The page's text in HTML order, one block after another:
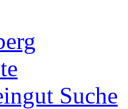
Suche